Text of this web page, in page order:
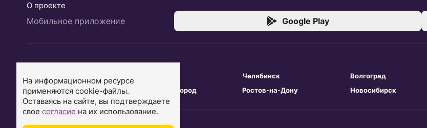
О проекте
Мобильное приложение Google Play
Тюмень
Нижний Новгород
Челябинск
Ростов-на-Дону
Волгоград
Новосибирск
На информационном ресурсе
применяются cookie-файлы.
Оставаясь на сайте, вы подтверждаете
свое согласие на их использование.